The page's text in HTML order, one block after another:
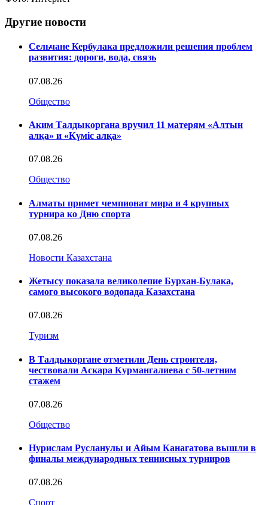
Другие новости
Сельчане Кербулака предложили решения проблем
развития: дороги, вода, связь
07.08.26
Общество
Аким Талдыкоргана вручил 11 матерям «Алтын
алқа» и «Күміс алқа»
07.08.26
Общество
Алматы примет чемпионат мира и 4 крупных
турнира ко Дню спорта
07.08.26
Новости Казахстана
Жетысу показала великолепие Бурхан-Булака,
самого высокого водопада Казахстана
07.08.26
Туризм
В Талдыкоргане отметили День строителя,
чествовали Аскара Курмангалиева с 50-летним
стажем
07.08.26
Общество
Нурислам Русланулы и Айым Канагатова вышли в
финалы международных теннисных турниров
07.08.26
Спорт